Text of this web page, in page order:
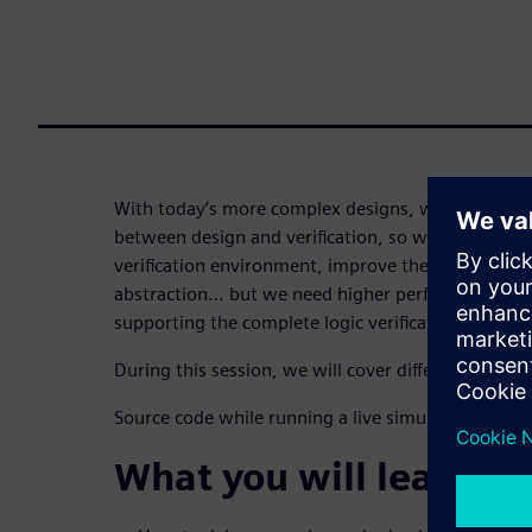
With today’s more complex designs, we tend to
between design and verification, so we need to
verification environment, improve the
abstraction… but we need higher performance,
supporting the complete logic verification flow.
During this session, we will cover different
Source code while running a live simulation.
What you will learn: